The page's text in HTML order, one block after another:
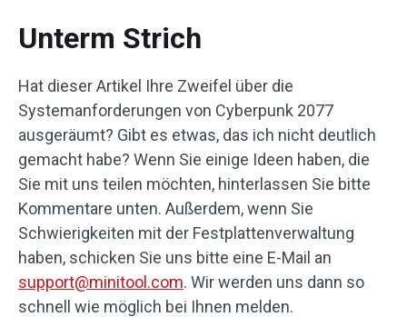
Unterm Strich
Hat dieser Artikel Ihre Zweifel über die
Systemanforderungen von Cyberpunk 2077
ausgeräumt? Gibt es etwas, das ich nicht deutlich
gemacht habe? Wenn Sie einige Ideen haben, die
Sie mit uns teilen möchten, hinterlassen Sie bitte
Kommentare unten. Außerdem, wenn Sie
Schwierigkeiten mit der Festplattenverwaltung
haben, schicken Sie uns bitte eine E-Mail an
support@minitool.com. Wir werden uns dann so
schnell wie möglich bei Ihnen melden.